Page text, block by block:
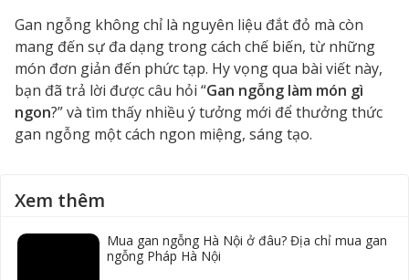
Gan ngỗng không chỉ là nguyên liệu đắt đỏ mà còn
mang đến sự đa dạng trong cách chế biến, từ những
món đơn giản đến phức tạp. Hy vọng qua bài viết này,
bạn đã trả lời được câu hỏi “Gan ngỗng làm món gì
ngon?” và tìm thấy nhiều ý tưởng mới để thưởng thức
gan ngỗng một cách ngon miệng, sáng tạo.
Xem thêm
Mua gan ngỗng Hà Nội ở đâu? Địa chỉ mua gan
ngỗng Pháp Hà Nội